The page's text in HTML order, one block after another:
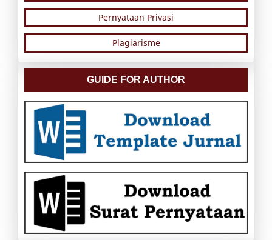
Pernyataan Privasi
Plagiarisme
GUIDE FOR AUTHOR